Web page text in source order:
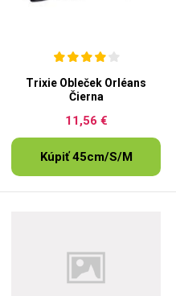
Trixie Obleček Orléans
Čierna
11,56 €
Kúpiť 45cm/S/M